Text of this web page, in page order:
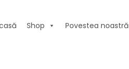
Shop Povestea noastră